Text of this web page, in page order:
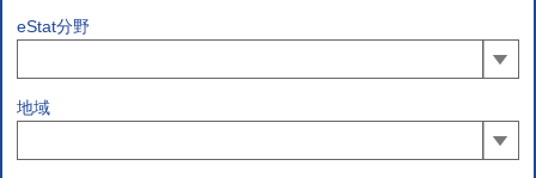
eStat分野
地域